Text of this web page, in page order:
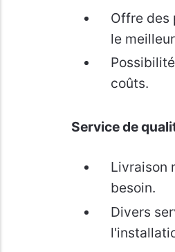
Offre des
le
coûts.
Service de
Livraison
besoin.
Divers